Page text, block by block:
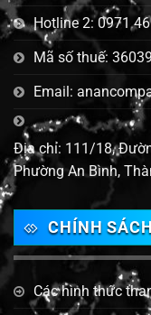
Hotline 2: 0971
Mã số thuế:
Email:
Địa chỉ: 111/18,
Phường An Bình,
CHÍNH
Các hình thức